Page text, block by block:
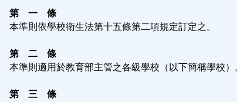
第 一 條
本準則依學校衛生法第十五條第二項規定訂定之。
第 二 條
本準則適用於教育部主管之各級學校（以下簡稱學校）
第 三 條